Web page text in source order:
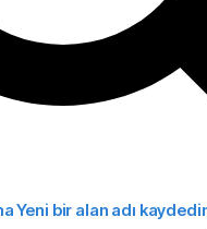
Yeni bir alan adı